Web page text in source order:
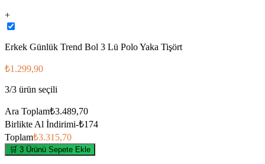
+
Erkek Günlük Trend Bol 3 Lü Polo Yaka Tişört
₺1.299,90
3/3 ürün seçili
Ara Toplam₺3.489,70
Birlikte Al İndirimi-₺174
Toplam₺3.315,70
🛒 3 Ürünü Sepete Ekle